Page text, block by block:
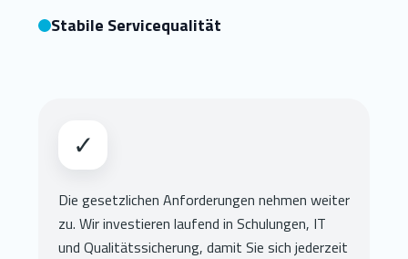
Stabile Servicequalität
✓
Die gesetzlichen Anforderungen nehmen weiter
zu. Wir investieren laufend in Schulungen, IT
und Qualitätssicherung, damit Sie sich jederzeit